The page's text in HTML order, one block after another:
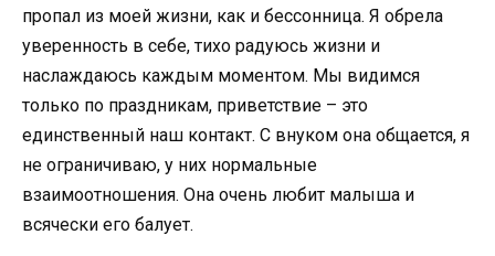
пропал из моей жизни, как и бессонница. Я обрела
уверенность в себе, тихо радуюсь жизни и
наслаждаюсь каждым моментом. Мы видимся
только по праздникам, приветствие – это
единственный наш контакт. С внуком она общается, я
не ограничиваю, у них нормальные
взаимоотношения. Она очень любит малыша и
всячески его балует.